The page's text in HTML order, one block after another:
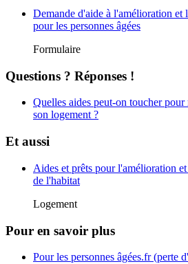
Demande d'aide à l'amélioration et
pour les personnes âgées
Formulaire
Questions ? Réponses !
Quelles aides peut-on toucher pour
son logement ?
Et aussi
Aides et prêts pour l'amélioration
de l'habitat
Logement
Pour en savoir plus
Pour les personnes âgées.fr (perte